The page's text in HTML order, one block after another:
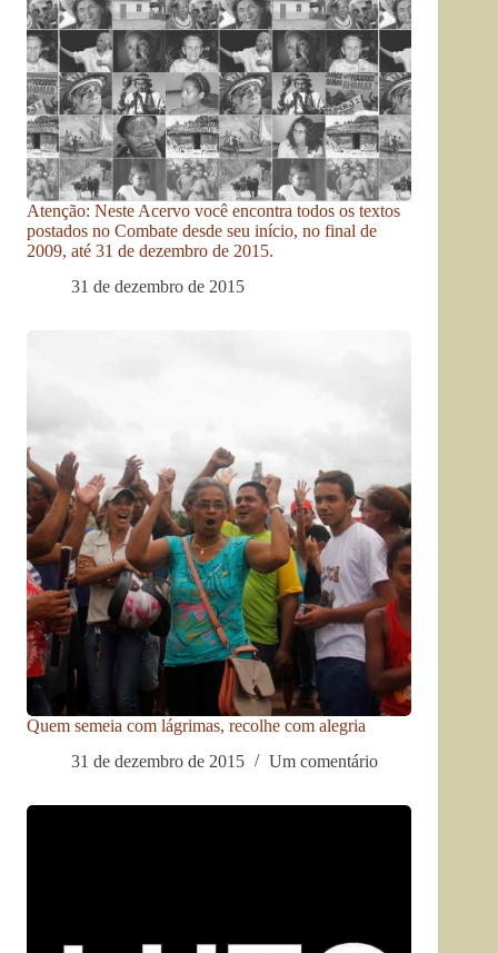
Atenção: Neste Acervo você encontra todos os textos
postados no Combate desde seu início, no final de
2009, até 31 de dezembro de 2015.
31 de dezembro de 2015
Quem semeia com lágrimas, recolhe com alegria
31 de dezembro de 2015
Um comentário